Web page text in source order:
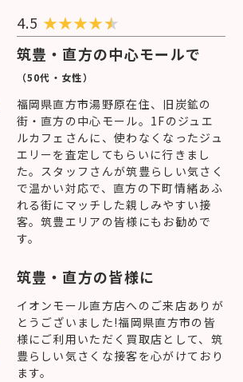
4.5 ★★★★
筑豊・直方の中心モールで
（50代・女性）
福岡県直方市湯野原在住、旧炭鉱の
街・直方の中心モール。1Fのジュエ
ルカフェさんに、使わなくなったジュ
エリーを査定してもらいに行きまし
た。スタッフさんが筑豊らしい気さく
で温かい対応で、直方の下町情緒あふ
れる街にマッチした親しみやすい接
客。筑豊エリアの皆様にもお勧めで
す。
筑豊・直方の皆様に
イオンモール直方店へのご来店ありが
とうございました!福岡県直方市の皆
様にご利用いただく買取店として、筑
豊らしい気さくな接客を心がけており
ます。